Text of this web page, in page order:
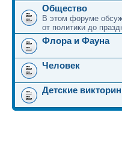
Общество
В этом форуме
от политики до
Флора и Фауна
Человек
Детские